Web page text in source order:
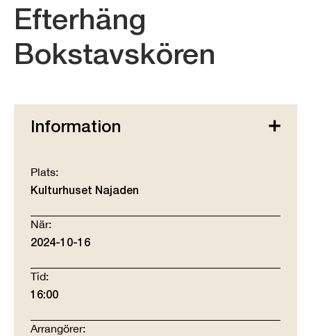
Efterhäng
Bokstavskören
Information
Plats:
Kulturhuset Najaden
När:
2024-10-16
Tid:
16:00
Arrangörer: